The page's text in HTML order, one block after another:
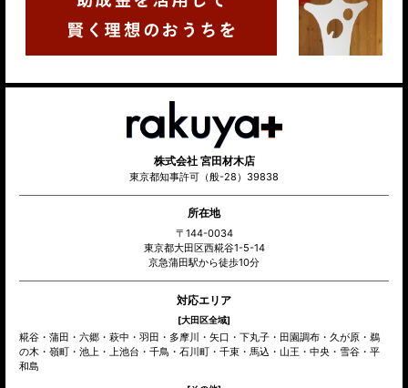
株式会社 宮田材木店
東京都知事許可（般-28）39838
所在地
〒144-0034
東京都大田区西糀谷1-5-14
京急蒲田駅から徒歩10分
対応エリア
[大田区全域]
糀谷・蒲田・六郷・萩中・羽田・多摩川・矢口・下丸子・田園調布・久が原・鵜
の木・嶺町・池上・上池台・千鳥・石川町・千束・馬込・山王・中央・雪谷・平
和島